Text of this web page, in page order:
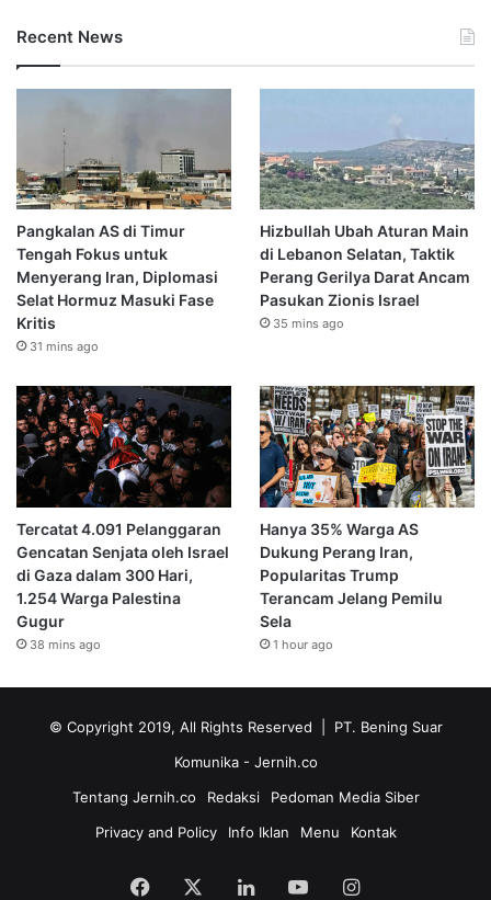
Recent News
Pangkalan AS di Timur
Tengah Fokus untuk
Menyerang Iran, Diplomasi
Selat Hormuz Masuki Fase
Kritis
31 mins ago
Hizbullah Ubah Aturan Main
di Lebanon Selatan, Taktik
Perang Gerilya Darat Ancam
Pasukan Zionis Israel
35 mins ago
Tercatat 4.091 Pelanggaran
Gencatan Senjata oleh Israel
di Gaza dalam 300 Hari,
1.254 Warga Palestina
Gugur
38 mins ago
Hanya 35% Warga AS
Dukung Perang Iran,
Popularitas Trump
Terancam Jelang Pemilu
Sela
1 hour ago
© Copyright 2019, All Rights Reserved | PT. Bening Suar
Komunika - Jernih.co
Tentang Jernih.co
Redaksi
Pedoman Media Siber
Privacy and Policy
Info Iklan Menu Kontak
Facebook LinkedInYouTubeInstagram